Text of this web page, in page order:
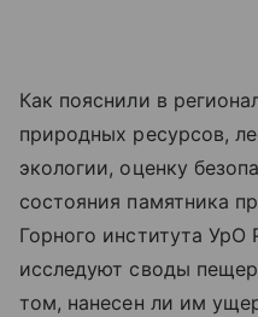
Как пояснили в
природных ресурсов,
экологии, оценку
состояния памятника
Горного института УрО
исследуют своды
том, нанесен ли им